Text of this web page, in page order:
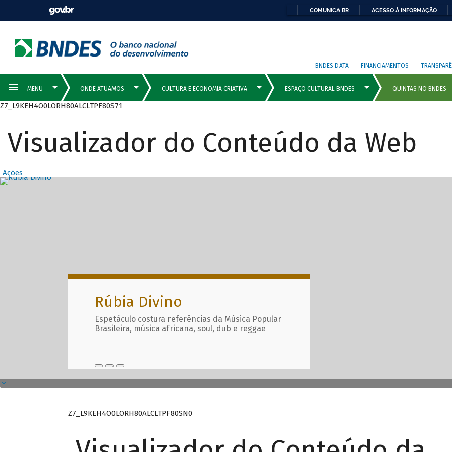
COMUNICA BR ACESSO À INFORMAÇÃO
BNDES DATA FINANCIAMENTOS
Z7_L9KEH4O0LORH80ALCLTPF80S71
Visualizador do Conteúdo da Web
Ações
Destaques Principais com
Rúbia Divino
Espetáculo costura referências da Música Popular
Brasileira, música africana, soul, dub e reggae
Z7_L9KEH4O0LORH80ALCLTPF80SN0